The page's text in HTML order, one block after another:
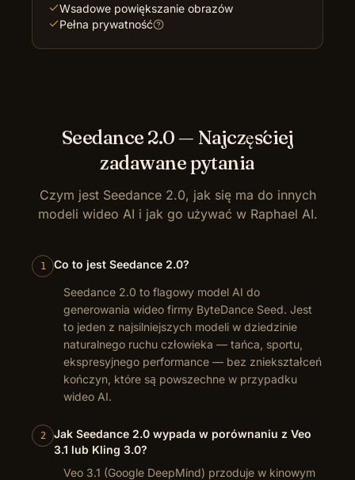
Wsadowe powiększanie obrazów
Pełna prywatność
Seedance 2.0 — Najczęściej
zadawane pytania
Czym jest Seedance 2.0, jak się ma do innych
modeli wideo AI i jak go używać w Raphael AI.
1 Co to jest Seedance 2.0?
Seedance 2.0 to flagowy model AI do
generowania wideo firmy ByteDance Seed. Jest
to jeden z najsilniejszych modeli w dziedzinie
naturalnego ruchu człowieka — tańca, sportu,
ekspresyjnego performance — bez zniekształceń
kończyn, które są powszechne w przypadku
wideo AI.
2
Jak Seedance 2.0 wypada w porównaniu z Veo
3.1 lub Kling 3.0?
Veo 3.1 (Google DeepMind) przoduje w kinowym